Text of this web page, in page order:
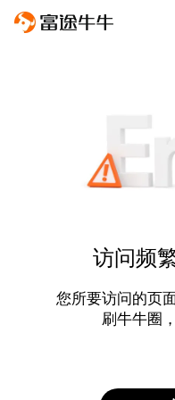
访问频
您所要访问的页
刷牛牛圈